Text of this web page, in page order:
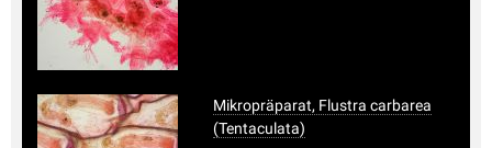
Mikropräparat, Flustra carbarea
(Tentaculata)